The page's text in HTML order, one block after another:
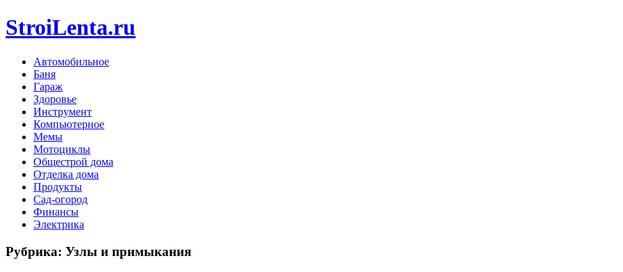
StroiLenta.ru
Автомобильное
Баня
Гараж
Здоровье
Инструмент
Компьютерное
Мемы
Мотоциклы
Общестрой дома
Отделка дома
Продукты
Сад-огород
Финансы
Электрика
Рубрика: Узлы и примыкания